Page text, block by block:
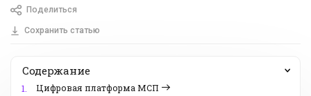
Поделиться
Сохранить статью
Содержание
1.
Цифровая платформа МСП